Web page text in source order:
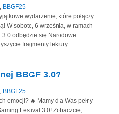
BBGF25
wydarzenie, które połączy
W sobotę, 6 września, w ramach
3.0 odbędzie się Narodowe
fragmenty lektury...
BBGF 3.0?
BBGF25
emocji? 🔥 Mamy dla Was pełny
Festival 3.0! Zobaczcie,